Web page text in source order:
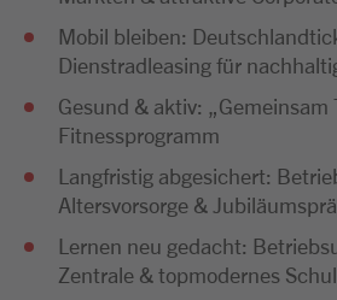
Mobil bleiben:
Dienstradleasing für
Gesund & aktiv:
Fitnessprogramm
Langfristig abgesichert:
Altersvorsorge &
Lernen neu gedacht:
Zentrale & topmodernes